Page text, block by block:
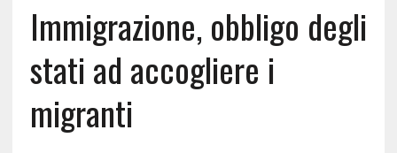
Immigrazione, obbligo degli
stati ad accogliere i
migranti